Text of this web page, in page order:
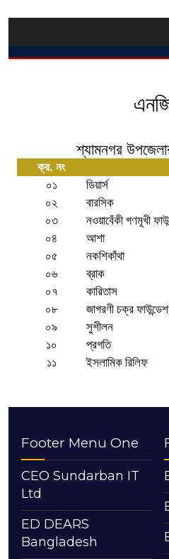
শ্যামনগর
ক্র. নং
০১
ডিয়ার্স
০২
বারসিক
০৩
নওয়াবেঁকী গণমূখী
০৪
আশা
০৫
নকশিকাঁথা
০৬
ব্রাক
০৭
কারিতাস
০৮
জাগরণী চক্র
০৯
সুশীলন
১০
প্রগতি
১১
ইসলামিক রিলিফ
Footer Menu One
CEO Sundarban IT
Ltd
ED DEARS
Bangladesh